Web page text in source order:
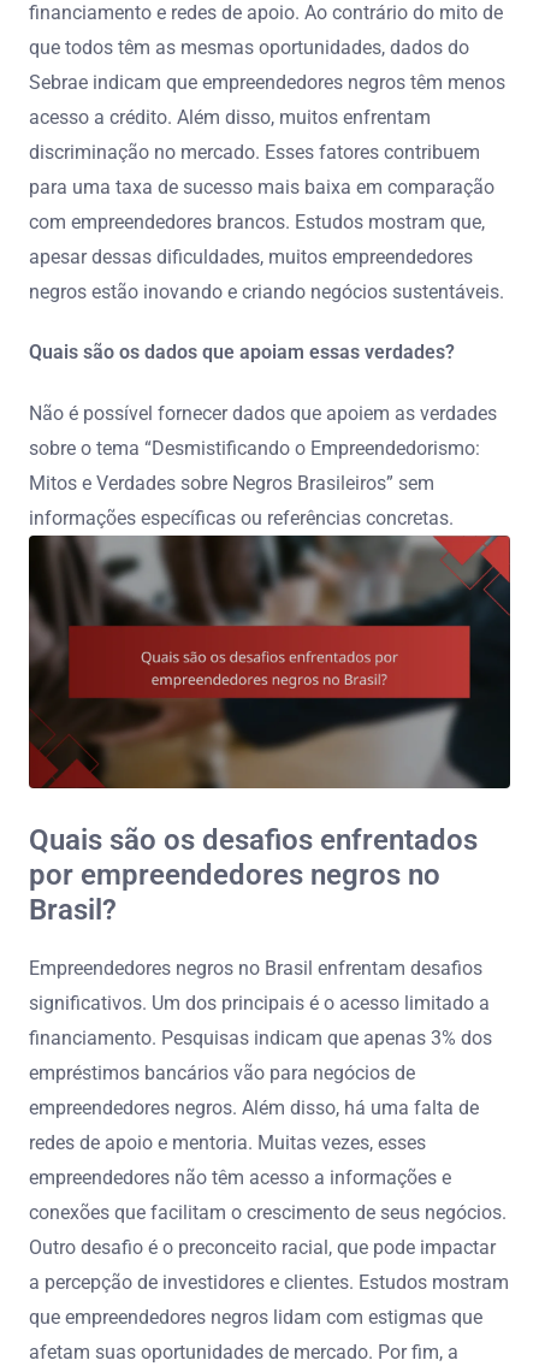
financiamento e redes de apoio. Ao contrário do mito de
que todos têm as mesmas oportunidades, dados do
Sebrae indicam que empreendedores negros têm menos
acesso a crédito. Além disso, muitos enfrentam
discriminação no mercado. Esses fatores contribuem
para uma taxa de sucesso mais baixa em comparação
com empreendedores brancos. Estudos mostram que,
apesar dessas dificuldades, muitos empreendedores
negros estão inovando e criando negócios sustentáveis.
Quais são os dados que apoiam essas verdades?
Não é possível fornecer dados que apoiem as verdades
sobre o tema “Desmistificando o Empreendedorismo:
Mitos e Verdades sobre Negros Brasileiros” sem
informações específicas ou referências concretas.
Quais são os desafios enfrentados
por empreendedores negros no
Brasil?
Empreendedores negros no Brasil enfrentam desafios
significativos. Um dos principais é o acesso limitado a
financiamento. Pesquisas indicam que apenas 3% dos
empréstimos bancários vão para negócios de
empreendedores negros. Além disso, há uma falta de
redes de apoio e mentoria. Muitas vezes, esses
empreendedores não têm acesso a informações e
conexões que facilitam o crescimento de seus negócios.
Outro desafio é o preconceito racial, que pode impactar
a percepção de investidores e clientes. Estudos mostram
que empreendedores negros lidam com estigmas que
afetam suas oportunidades de mercado. Por fim, a